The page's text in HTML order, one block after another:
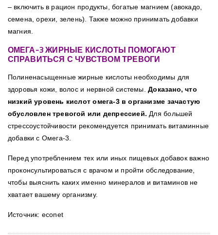
– включить в рацион продукты, богатые магнием (авокадо,
семена, орехи, зелень). Также можно принимать добавки
магния.
ОМЕГА-3 ЖИРНЫЕ КИСЛОТЫ ПОМОГАЮТ
СПРАВИТЬСЯ С ЧУВСТВОМ ТРЕВОГИ
Полиненасыщенные жирные кислоты необходимы для
здоровья кожи, волос и нервной системы.Доказано, что
низкий уровень кислот омега-3 в организме зачастую
обусловлен тревогой или депрессией. Для большей
стрессоустойчивости рекомендуется принимать витаминные
добавки с Омега-3.
Перед употреблением тех или иных пищевых добавок важно
проконсультироваться с врачом и пройти обследование,
чтобы выяснить каких именно минералов и витаминов не
хватает вашему организму.
Источник: econet